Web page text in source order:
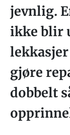
jevnlig.
ikke blir
gjøre
dobbelt